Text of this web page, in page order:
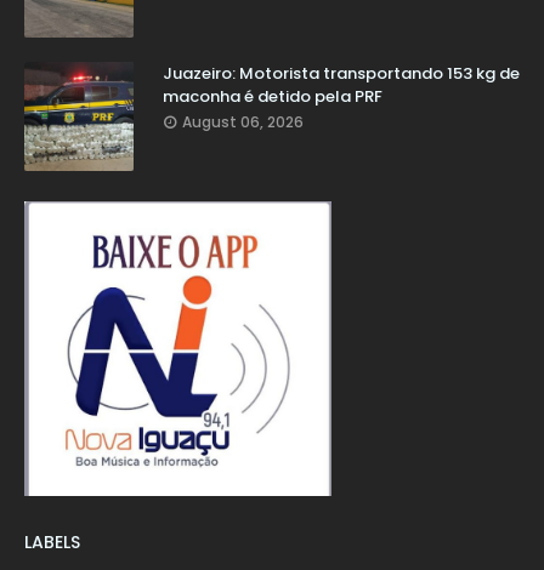
Juazeiro: Motorista transportando 153 kg de
maconha é detido pela PRF
August 06, 2026
LABELS